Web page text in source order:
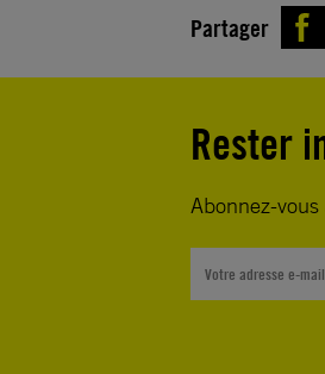
Partager
Rester
Abonnez-